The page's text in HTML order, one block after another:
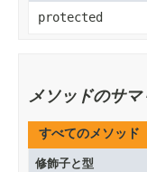
protected
メソッドのサマ
すべてのメソッド
修飾子と型